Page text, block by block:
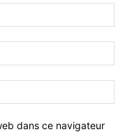
dans ce navigateur